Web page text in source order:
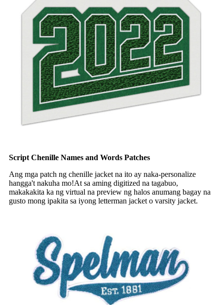
Script Chenille Names and Words Patches
Ang mga patch ng chenille jacket na ito ay naka-personalize
hangga't nakuha mo!At sa aming digitized na tagabuo,
makakakita ka ng virtual na preview ng halos anumang bagay na
gusto mong ipakita sa iyong letterman jacket o varsity jacket.